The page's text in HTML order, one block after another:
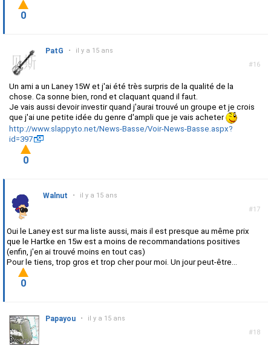
0
#16
PatG • il y a 15 ans
Un ami a un Laney 15W et j'ai été très surpris de la qualité de la
chose. Ca sonne bien, rond et claquant quand il faut.
Je vais aussi devoir investir quand j'aurai trouvé un groupe et je crois
que j'ai une petite idée du genre d'ampli que je vais acheter
http://www.slappyto.net/News-Basse/Voir-News-Basse.aspx?
id=397
0
#17
Walnut • il y a 15 ans
Oui le Laney est sur ma liste aussi, mais il est presque au même prix
que le Hartke en 15w est a moins de recommandations positives
(enfin, j'en ai trouvé moins en tout cas)
Pour le tiens, trop gros et trop cher pour moi. Un jour peut-être...
0
#18
Papayou • il y a 15 ans